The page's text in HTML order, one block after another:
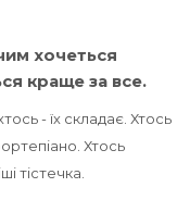
хочеться
краще за все.
- їх складає. Хтось
Хтось
тістечка.